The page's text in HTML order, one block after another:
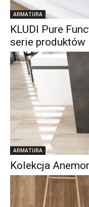
ARMATURA
KLUDI Pure
serie produktów
ARMATURA
Kolekcja